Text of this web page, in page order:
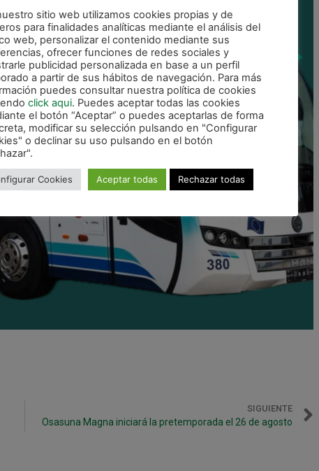
SIGUIENTE
Osasuna Magna iniciará la pretemporada el 26 de agosto
sitio web utilizamos cookies propias y de
para finalidades analíticas mediante el análisis del
web, personalizar el contenido mediante sus
ofrecer funciones de redes sociales y
publicidad personalizada en base a un perfil
a partir de sus hábitos de navegación. Para más
puedes consultar nuestra política de cookies
click aqui. Puedes aceptar todas las cookies
el botón “Aceptar” o puedes aceptarlas de forma
modificar su selección pulsando en "Configurar
o declinar su uso pulsando en el botón
Cookies Aceptar todas Rechazar todas